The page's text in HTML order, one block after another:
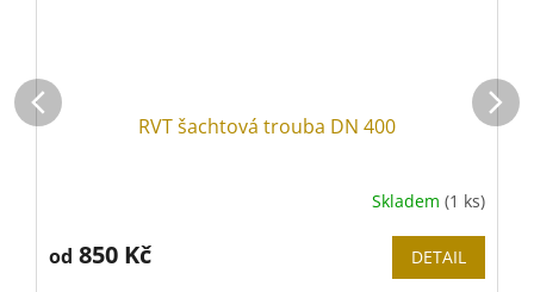
RVT šachtová trouba DN 400
Skladem (1 ks)
od 850 Kč DETAIL